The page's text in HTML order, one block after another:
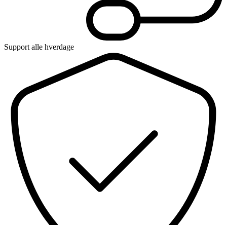
Support alle hverdage